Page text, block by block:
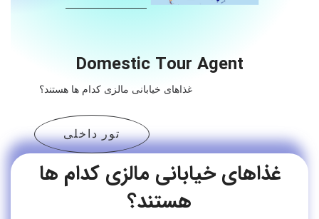
Domestic Tour Agent
غذاهای خیابانی مالزی کدام ها هستند؟
تور داخلی
غذاهای خیابانی مالزی کدام ها
هستند؟